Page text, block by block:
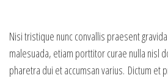
Nisi tristique nunc convallis praesent
malesuada, etiam porttitor curae nulla nisl
pharetra dui et accumsan varius. Dictum et